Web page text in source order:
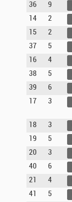
36
9
14
2
15
2
37
5
16
4
38
5
39
6
17
3
18 3
19
5
20
3
40
6
21
4
41
5